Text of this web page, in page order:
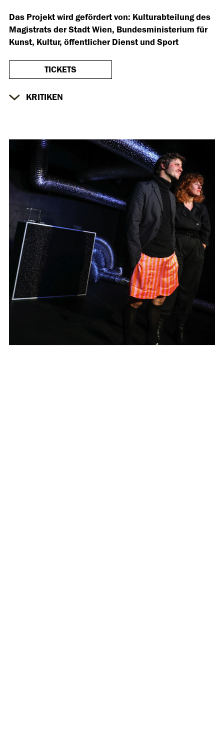
Das Projekt wird gefördert von: Kulturabteilung des
Magistrats der Stadt Wien, Bundesministerium für
Kunst, Kultur, öffentlicher Dienst und Sport
TICKETS
KRITIKEN